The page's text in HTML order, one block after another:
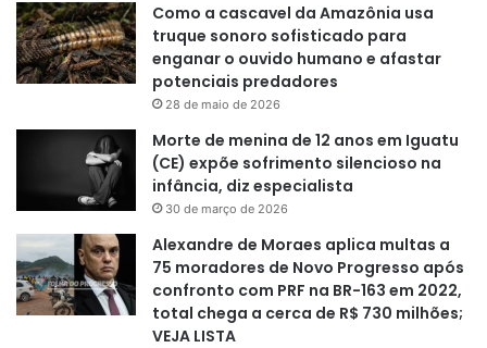
Como a cascavel da Amazônia usa
truque sonoro sofisticado para
enganar o ouvido humano e afastar
potenciais predadores
28 de maio de 2026
Morte de menina de 12 anos em Iguatu
(CE) expõe sofrimento silencioso na
infância, diz especialista
30 de março de 2026
Alexandre de Moraes aplica multas a
75 moradores de Novo Progresso após
confronto com PRF na BR-163 em 2022,
total chega a cerca de R$ 730 milhões;
VEJA LISTA